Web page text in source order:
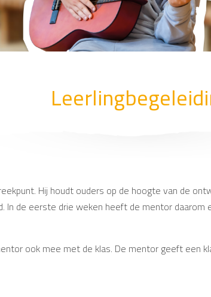
Hij houdt ouders op de hoogte van de
In de eerste drie weken heeft de mentor
ook mee met de klas. De mentor geeft een